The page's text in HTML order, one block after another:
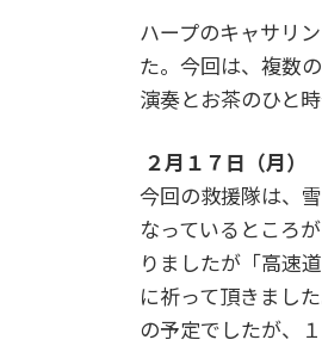
ハープのキャサリ
た。今回は、複数
演奏とお茶のひと
２月１７日（月）
今回の救援隊は、
なっているところ
りましたが「高速
に祈って頂きまし
の予定でしたが、